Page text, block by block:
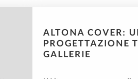
ALTONA COVER:
PROGETTAZIONE
GALLERIE